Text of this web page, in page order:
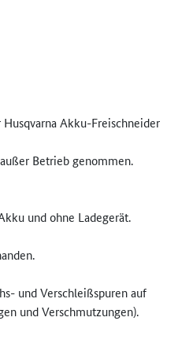
Akku-Freischneider
Betrieb genommen.
und ohne Ladegerät.
und Verschleißspuren auf
und Verschmutzungen).